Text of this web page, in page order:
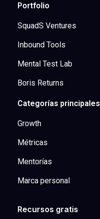
Portfolio
SquadS Ventures
Inbound Tools
Mental Test Lab
Boris Returns
Categorías principales
Growth
Métricas
Mentorías
Marca personal
Recursos gratis